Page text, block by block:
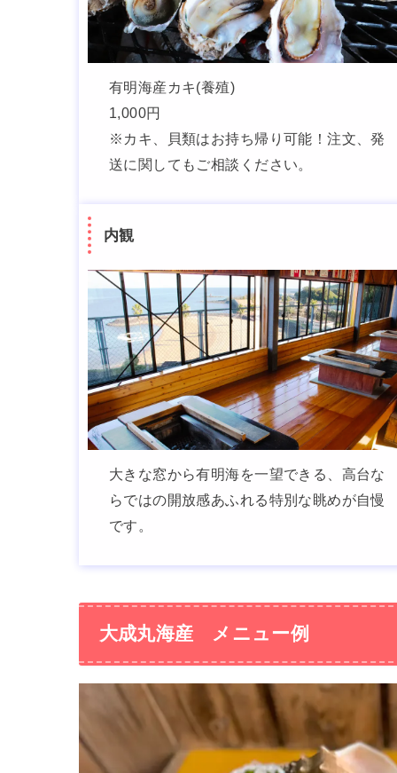
有明海産カキ(養殖)
1,000円
※カキ、貝類はお持ち帰り可能！注文、発
送に関してもご相談ください。
内観
大きな窓から有明海を一望できる、高台な
らではの開放感あふれる特別な眺めが自慢
です。
大成丸海産 メニュー例